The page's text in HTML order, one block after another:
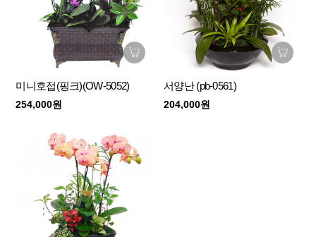
미니호접(핑크)(OW-5052)
254,000원
서양난 (pb-0561)
204,000원